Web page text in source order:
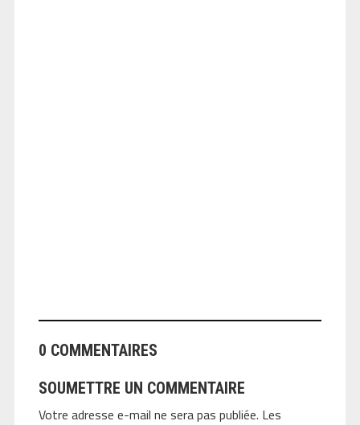
0 COMMENTAIRES
SOUMETTRE UN COMMENTAIRE
Votre adresse e-mail ne sera pas publiée. Les